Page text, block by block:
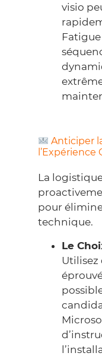
visio
Anticiper
l’Expérience
La
pour
technique.
Le
Utilisez